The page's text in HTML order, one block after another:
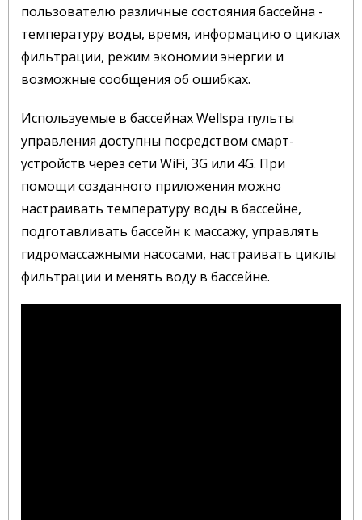
пользователю различные состояния бассейна -
температуру воды, время, информацию о циклах
фильтрации, режим экономии энергии и
возможные сообщения об ошибках.
Используемые в бассейнах Wellspa пульты
управления доступны посредством смарт-
устройств через сети WiFi, 3G или 4G. При
помощи созданного приложения можно
настраивать температуру воды в бассейне,
подготавливать бассейн к массажу, управлять
гидромассажными насосами, настраивать циклы
фильтрации и менять воду в бассейне.